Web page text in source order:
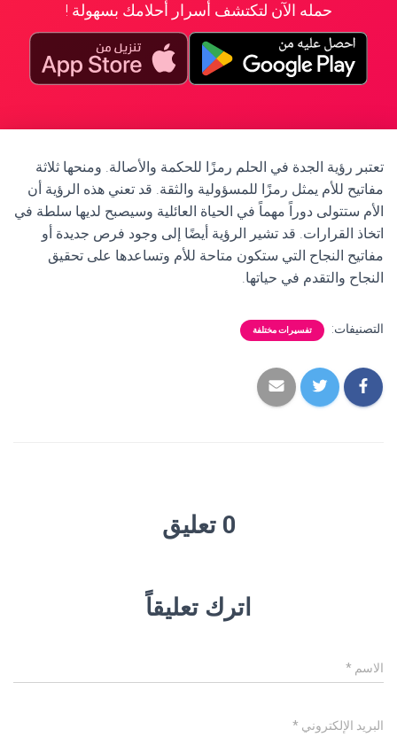
حمله الآن لتكتشف أسرار أحلامك بسهولة !
تعتبر رؤية الجدة في الحلم رمزًا للحكمة والأصالة. ومنحها ثلاثة
مفاتيح للأم يمثل رمزًا للمسؤولية والثقة. قد تعني هذه الرؤية أن
الأم ستتولى دوراً مهماً في الحياة العائلية وسيصبح لديها سلطة في
اتخاذ القرارات. قد تشير الرؤية أيضًا إلى وجود فرص جديدة أو
مفاتيح النجاح التي ستكون متاحة للأم وتساعدها على تحقيق
النجاح والتقدم في حياتها.
التصنيفات: تفسيرات مختلفة
0 تعليق
اترك تعليقاً
الاسم *
البريد الإلكتروني *